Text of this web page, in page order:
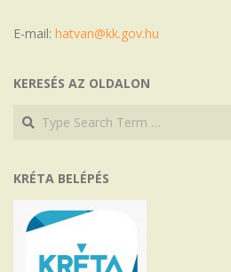
E-mail: hatvan@kk.gov.hu
KERESÉS AZ OLDALON
Search
Search
KRÉTA BELÉPÉS